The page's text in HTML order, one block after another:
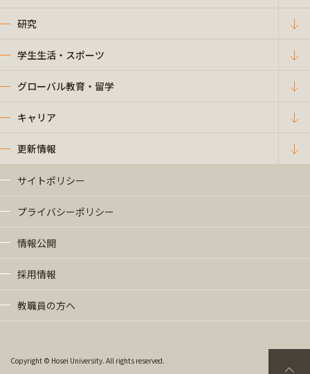
研究
学生生活・スポーツ
グローバル教育・留学
キャリア
更新情報
サイトポリシー
プライバシーポリシー
情報公開
採用情報
教職員の方へ
Copyright © Hosei University. All rights reserved.